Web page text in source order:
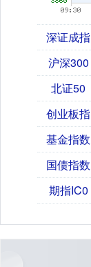
深证成指
沪深300
北证50
创业板指
基金指数
国债指数
期指IC0